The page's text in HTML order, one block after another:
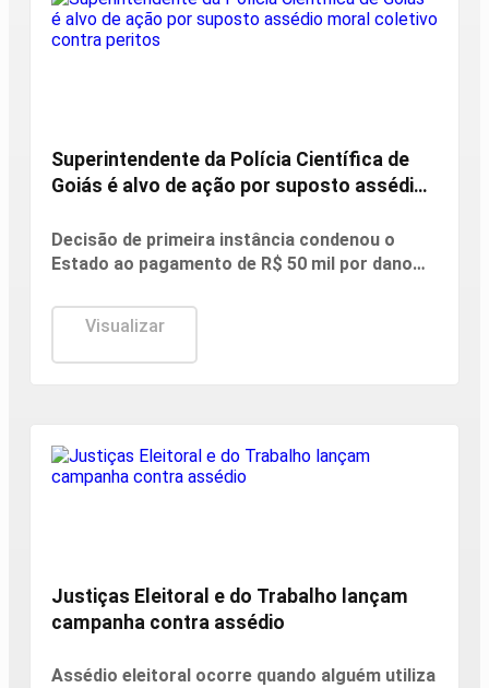
Superintendente da Polícia Científica de
Goiás é alvo de ação por suposto assédio
Decisão de primeira instância condenou o
Estado ao pagamento de R$ 50 mil por dano
servidores e uso inadequado de canais
institucionais. Cabe recurso.
Visualizar
Justiças Eleitoral e do Trabalho lançam
campanha contra assédio
Assédio eleitoral ocorre quando alguém utiliza